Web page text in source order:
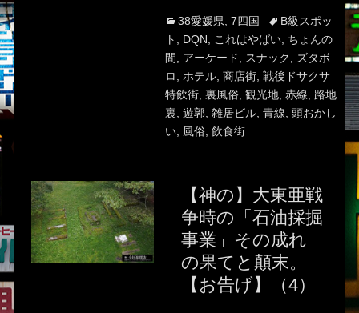
Categories
38愛媛県 7四国 TagsB級スポッ
ト
DQN これはやばい, ちょんの
間
アーケード スナック
ズタボ
ロ
ホテル, 商店街, 戦後ドサクサ
特飲街, 裏風俗, 観光地, 赤線
路地
裏 遊郭, 雑居ビル, 青線 頭おかし
い, 風俗, 飲食街
【神の】大東亜戦
争時の「石油採掘
事業」その成れ
の果てと顛末。
【お告げ】（4）